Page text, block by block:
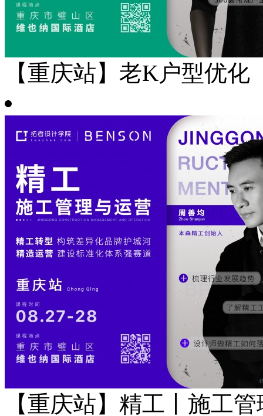
【重庆站】老K户型优化
【重庆站】精工丨施工管